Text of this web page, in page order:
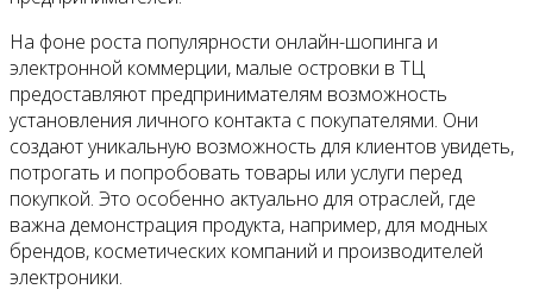
На фоне роста популярности онлайн-шопинга и
электронной коммерции, малые островки в ТЦ
предоставляют предпринимателям возможность
установления личного контакта с покупателями. Они
создают уникальную возможность для клиентов увидеть,
потрогать и попробовать товары или услуги перед
покупкой. Это особенно актуально для отраслей, где
важна демонстрация продукта, например, для модных
брендов, косметических компаний и производителей
электроники.